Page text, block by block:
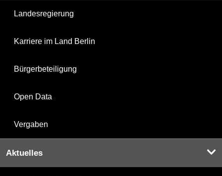
Landesregierung
Karriere im Land Berlin
Bürgerbeteiligung
Open Data
Vergaben
Aktuelles